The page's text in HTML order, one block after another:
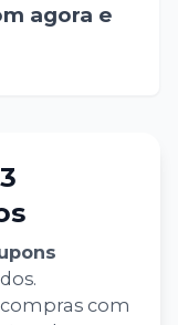
agora e
com